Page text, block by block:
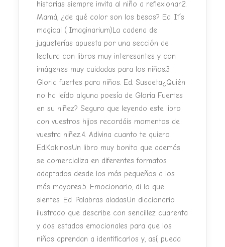
historias siempre invita al niño a reflexionar.2.
Mamá, ¿de qué color son los besos? Ed. It´s
magical ( Imaginarium)La cadena de
jugueterías apuesta por una sección de
lectura con libros muy interesantes y con
imágenes muy cuidadas para los niños.3.
Gloria fuertes para niños. Ed. Susaeta¿Quién
no ha leído alguna poesía de Gloria Fuertes
en su niñez? Seguro que leyendo este libro
con vuestros hijos recordáis momentos de
vuestra niñez.4. Adivina cuanto te quiero.
Ed.KokinosUn libro muy bonito que además
se comercializa en diferentes formatos
adaptados desde los más pequeños a los
más mayores.5. Emocionario, di lo que
sientes. Ed. Palabras aladasUn diccionario
ilustrado que describe con sencillez cuarenta
y dos estados emocionales para que los
niños aprendan a identificarlos y, así, pueda